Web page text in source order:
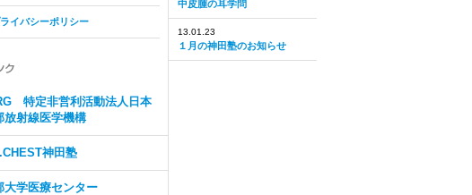
イバシーポリシー
特定非営利活動法人日本
放射線医学機構
神田塾
大学医療センター
中皮腫の耳学問
13.01.23
１月の神田塾のお知らせ